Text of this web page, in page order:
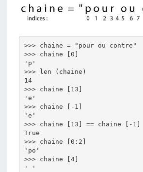
>>> chaine = "pour ou contre"
>>> chaine [0]
'p'
>>> len (chaine)
14
>>> chaine [13]
'e'
>>> chaine [-1]
'e'
>>> chaine [13] == chaine [-1]
True
>>> chaine [0:2]
'po'
>>> chaine [4]
' '